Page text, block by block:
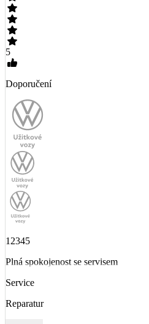
5
Doporučení
12345
Plná spokojenost se servisem
Service
Reparatur